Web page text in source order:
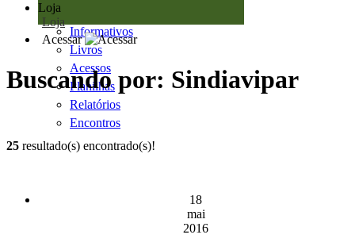
Loja
Loja
Informativos
Livros
Acessos
Planilhas
Relatórios
Encontros
Acessar
Buscando por: Sindiavipar
25 resultado(s) encontrado(s)!
18
mai
2016